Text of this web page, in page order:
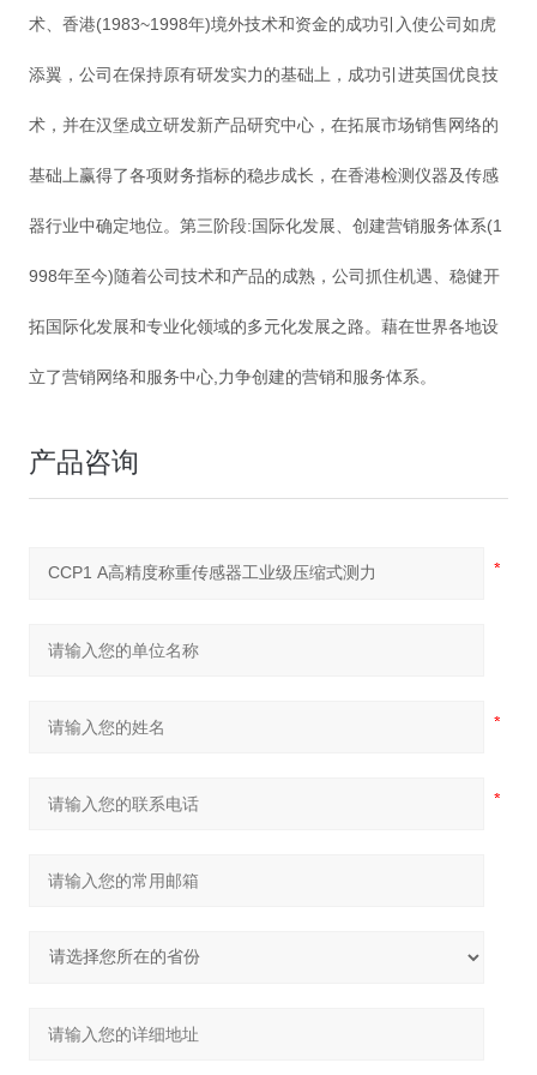
术、香港(1983~1998年)境外技术和资金的成功引入使公司如虎
添翼，公司在保持原有研发实力的基础上，成功引进英国优良技
术，并在汉堡成立研发新产品研究中心，在拓展市场销售网络的
基础上赢得了各项财务指标的稳步成长，在香港检测仪器及传感
器行业中确定地位。第三阶段:国际化发展、创建营销服务体系(1
998年至今)随着公司技术和产品的成熟，公司抓住机遇、稳健开
拓国际化发展和专业化领域的多元化发展之路。藉在世界各地设
立了营销网络和服务中心,力争创建的营销和服务体系。
产品咨询